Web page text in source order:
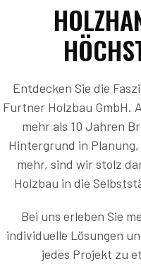
Entdecken Sie die
Furtner Holzbau GmbH.
mehr als 10 Jahren
Hintergrund in
mehr, sind wir stolz
Holzbau in die
Bei uns erleben Sie
individuelle Lösungen
jedes Projekt zu